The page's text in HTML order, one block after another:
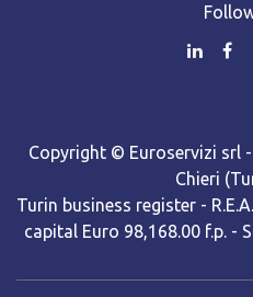
Copyright © Euroservizi srl
Chieri
Turin business register -
capital Euro 98,168.00 f.p. -